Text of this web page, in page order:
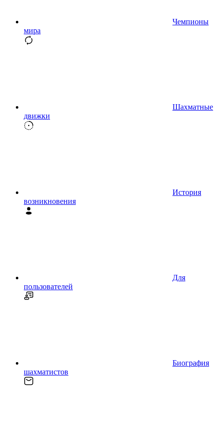
Чемпионы
мира
Шахматные
движки
История
возникновения
Для
пользователей
Биография
шахматистов